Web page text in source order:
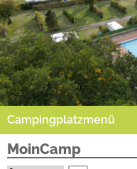
Campingplatzmenü
Platzdaten
MoinCamp